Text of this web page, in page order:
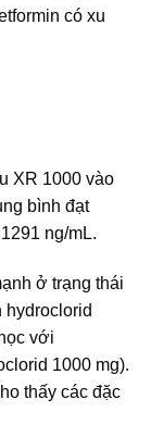
có xu
XR 1000 vào
bình đạt
ng/mL.
ở trạng thái
hydroclorid
với
1000 mg).
thấy các đặc